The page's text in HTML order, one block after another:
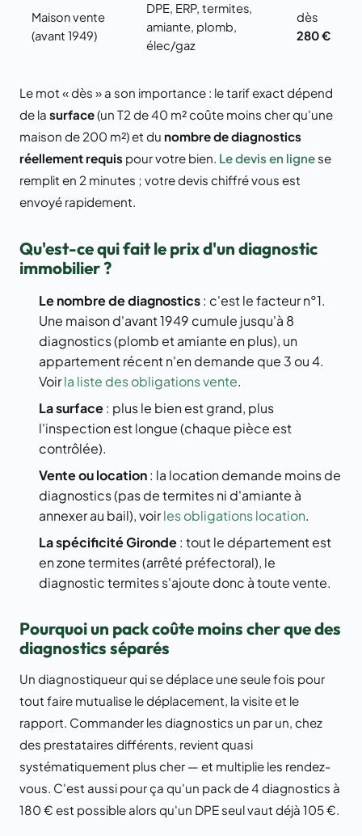
Maison vente
(avant 1949)
DPE, ERP, termites,
amiante, plomb,
élec/gaz
dès
280 €
Le mot « dès » a son importance : le tarif exact dépend
de la surface(un T2 de 40 m² coûte moins cher qu'une
maison de 200 m²) et du nombre de diagnostics
réellement requis pour votre bien. Le devis en ligne se
remplit en 2 minutes ; votre devis chiffré vous est
envoyé rapidement.
Qu'est-ce qui fait le prix d'un diagnostic
immobilier ?
Le nombre de diagnostics: c'est le facteur n°1.
Une maison d'avant 1949 cumule jusqu'à 8
diagnostics (plomb et amiante en plus), un
appartement récent n'en demande que 3 ou 4.
Voirla liste des obligations vente.
La surface: plus le bien est grand, plus
l'inspection est longue (chaque pièce est
contrôlée).
Vente ou location: la location demande moins de
diagnostics (pas de termites ni d'amiante à
annexer au bail), voirles obligations location.
La spécificité Gironde: tout le département est
en zone termites (arrêté préfectoral), le
diagnostic termites s'ajoute donc à toute vente.
Pourquoi un pack coûte moins cher que des
diagnostics séparés
Un diagnostiqueur qui se déplace une seule fois pour
tout faire mutualise le déplacement, la visite et le
rapport. Commander les diagnostics un par un, chez
des prestataires différents, revient quasi
systématiquement plus cher — et multiplie les rendez-
vous. C'est aussi pour ça qu'un pack de 4 diagnostics à
180 € est possible alors qu'un DPE seul vaut déjà 105 €.